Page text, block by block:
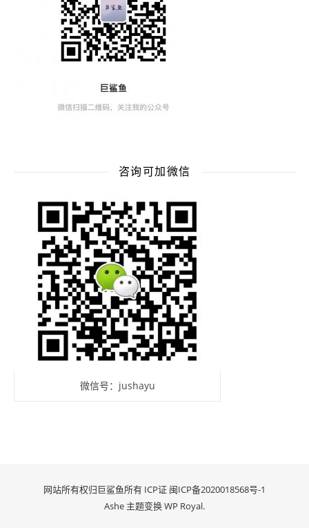
咨询可加微信
微信号：jushayu
网站所有权归巨鲨鱼所有 ICP证 闽ICP备2020018568号-1
Ashe 主题变换WP Royal.